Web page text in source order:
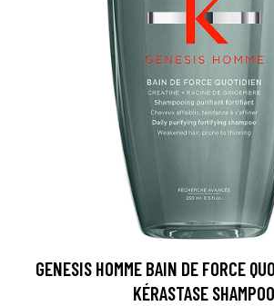
GENESIS HOMME BAIN DE FORCE
KÉRASTASE SHAMPOO